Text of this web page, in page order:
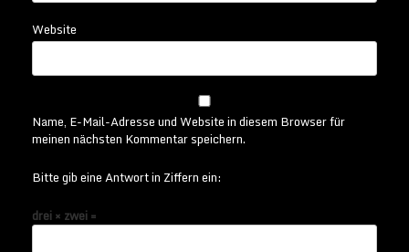
Website
Name, E-Mail-Adresse und Website in diesem Browser für
meinen nächsten Kommentar speichern.
Bitte gib eine Antwort in Ziffern ein:
drei × zwei =